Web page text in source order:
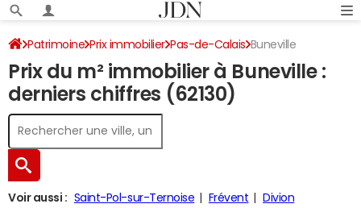
Patrimoine Prix immobilier Pas-de-Calais Buneville
Prix du m² immobilier à Buneville :
derniers chiffres (62130)
Voir aussi : Saint-Pol-sur-Ternoise Frévent Divion